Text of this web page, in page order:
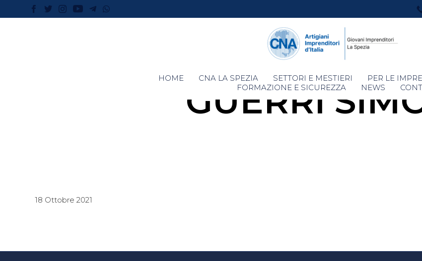
Skip
to
HOME CNA LA SPEZIA SETTORI E MESTIERI PER LE
FORMAZIONE E SICUREZZA
NEWS
GUERRI
18 Ottobre 2021